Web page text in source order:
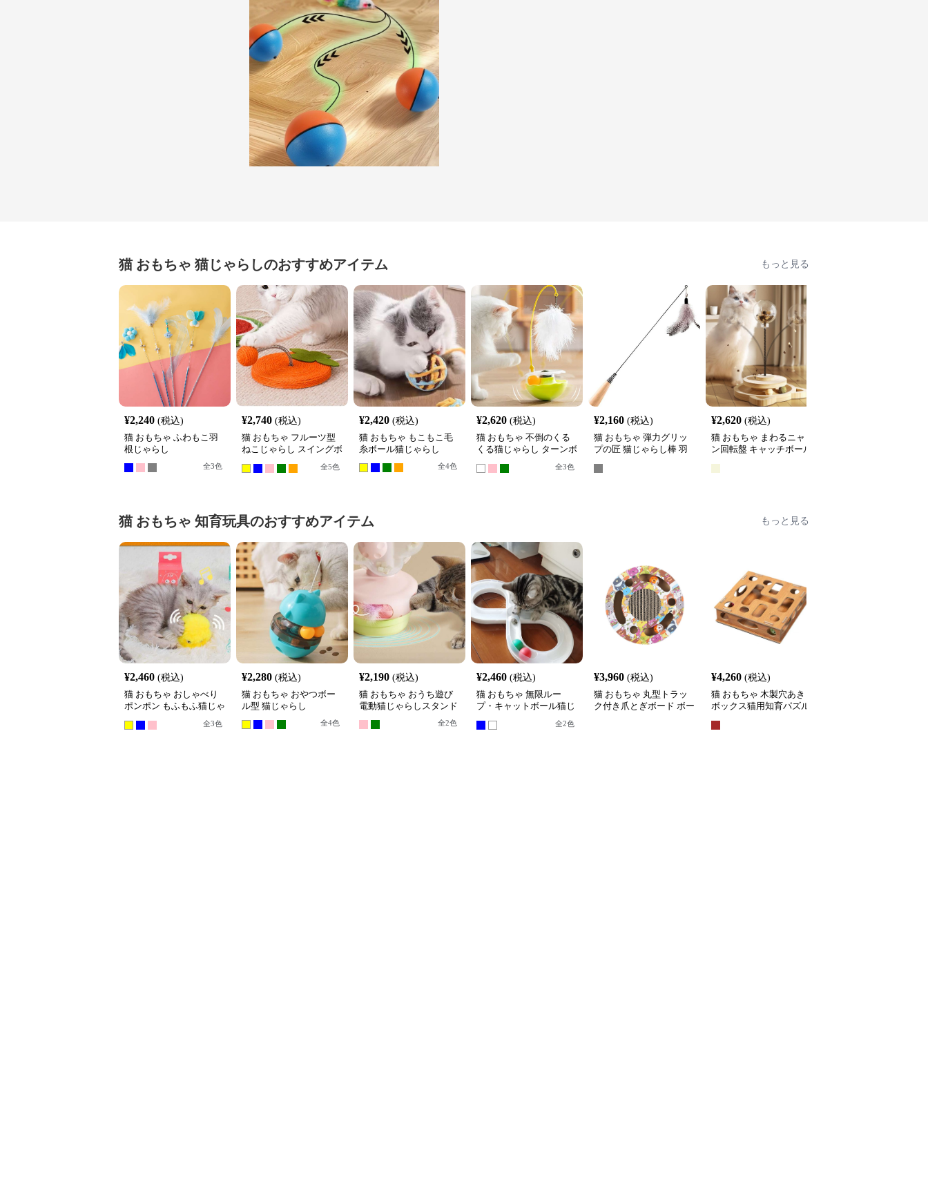
猫 おもちゃ 猫じゃらしのおすすめアイテム もっと見る
¥2,240 (税込)
猫 おもちゃ ふわもこ羽
根じゃらし
全3色
¥2,740 (税込)
猫 おもちゃ フルーツ型
ねこじゃらし スイングボ
全5色
¥2,420 (税込)
猫 おもちゃ もこもこ毛
糸ボール猫じゃらし
全4色
¥2,620 (税込)
猫 おもちゃ 不倒のくる
くる猫じゃらし ターンボ
全3色
¥2,160 (税込)
猫 おもちゃ 弾力グリッ
プの匠 猫じゃらし棒 羽
¥2,620 (税込)
猫 おもちゃ まわるニャ
ン回転盤 キャッチボール
猫 おもちゃ 知育玩具のおすすめアイテム もっと見る
¥2,460 (税込)
猫 おもちゃ おしゃべり
ポンポン もふもふ猫じゃ
全3色
¥2,280 (税込)
猫 おもちゃ おやつボー
ル型 猫じゃらし
全4色
¥2,190 (税込)
猫 おもちゃ おうち遊び
電動猫じゃらしスタンド
全2色
¥2,460 (税込)
猫 おもちゃ 無限ルー
プ・キャットボール猫じ
全2色
¥3,960 (税込)
猫 おもちゃ 丸型トラッ
ク付き爪とぎボード ボー
¥4,260 (税込)
猫 おもちゃ 木製穴あき
ボックス猫用知育パズル